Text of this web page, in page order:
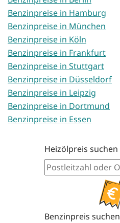
Benzinpreise in Hamburg
Benzinpreise in München
Benzinpreise in Köln
Benzinpreise in Frankfurt
Benzinpreise in Stuttgart
Benzinpreise in Düsseldorf
Benzinpreise in Leipzig
Benzinpreise in Dortmund
Benzinpreise in Essen
Heizölpreis suchen
Benzinpreis suchen